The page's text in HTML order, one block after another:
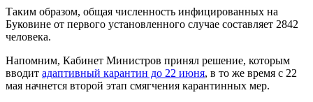
Таким образом, общая численность инфицированных на
Буковине от первого установленного случае составляет 2842
человека.
Напомним, Кабинет Министров принял решение, которым
вводит адаптивный карантин до 22 июня, в то же время с 22
мая начнется второй этап смягчения карантинных мер.